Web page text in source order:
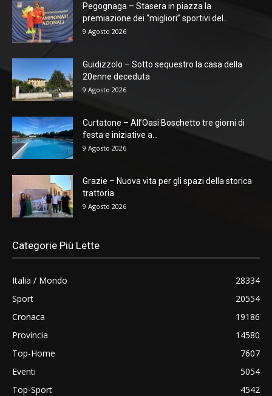
Pegognaga – Stasera in piazza la
premiazione dei “migliori” sportivi del...
9 Agosto 2026
Guidizzolo – Sotto sequestro la casa della
20enne deceduta
9 Agosto 2026
Curtatone – All’Oasi Boschetto tre giorni di
festa e iniziative a...
9 Agosto 2026
Grazie – Nuova vita per gli spazi della storica
trattoria
9 Agosto 2026
Categorie Più Lette
Italia / Mondo
28334
Sport
20554
Cronaca
19186
Provincia
14580
Top-Home
7607
Eventi
5054
Top-Sport
4542